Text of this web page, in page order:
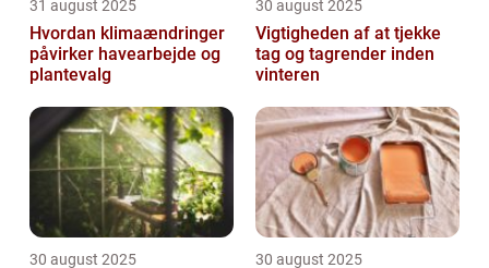
31 august 2025
Hvordan klimaændringer
påvirker havearbejde og
plantevalg
30 august 2025
Vigtigheden af at tjekke
tag og tagrender inden
vinteren
30 august 2025 30 august 2025